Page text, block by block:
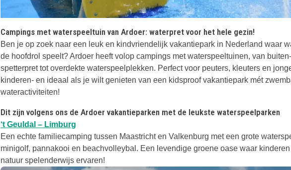
Campings met waterspeeltuin van Ardoer: waterpret voor het hele gezin!
Ben je op zoek naar een leuk en kindvriendelijk vakantiepark in Nederland waar
de hoofdrol speelt? Ardoer heeft volop campings met waterspeeltuinen, van buiten-
spetterpret tot overdekte waterspeelplekken. Perfect voor peuters, kleuters en
kinderen- en ideaal als je wilt genieten van een kidsproof vakantiepark mét
wateractiviteiten!
Dit zijn volgens ons de Ardoer vakantieparken met de leukste waterspeelparken
‘t Geuldal – Limburg
Een echte familiecamping tussen Maastricht en Valkenburg met een grote
minigolf, pannakooi en beachvolleybal. Een levendige groene oase waar
natuur spelenderwijs ervaren!